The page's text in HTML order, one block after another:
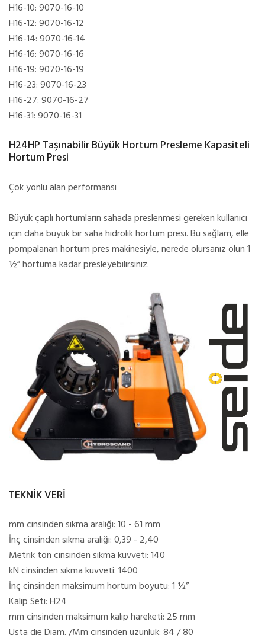
H16-10: 9070-16-10
H16-12: 9070-16-12
H16-14: 9070-16-14
H16-16: 9070-16-16
H16-19: 9070-16-19
H16-23: 9070-16-23
H16-27: 9070-16-27
H16-31: 9070-16-31
H24HP Taşınabilir Büyük Hortum Presleme Kapasiteli
Hortum Presi
Çok yönlü alan performansı
Büyük çaplı hortumların sahada preslenmesi gereken kullanıcı
için daha büyük bir saha hidrolik hortum presi. Bu sağlam, elle
pompalanan hortum pres makinesiyle, nerede olursanız olun 1
½” hortuma kadar presleyebilirsiniz.
TEKNİK VERİ
mm cinsinden sıkma aralığı: 10 - 61 mm
İnç cinsinden sıkma aralığı: 0,39 - 2,40
Metrik ton cinsinden sıkma kuvveti: 140
kN cinsinden sıkma kuvveti: 1400
İnç cinsinden maksimum hortum boyutu: 1 ½”
Kalıp Seti: H24
mm cinsinden maksimum kalıp hareketi: 25 mm
Usta die Diam. /Mm cinsinden uzunluk: 84 / 80